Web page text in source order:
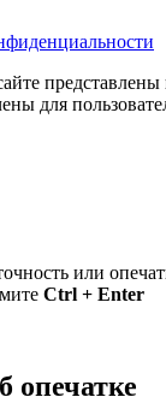
для
или
Ctrl + Enter
опечатке